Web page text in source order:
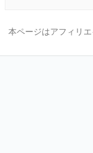
本ページはアフィリ